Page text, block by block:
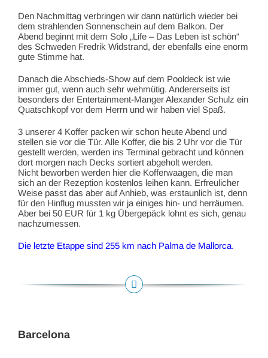
Den Nachmittag verbringen wir dann natürlich wieder bei
dem strahlenden Sonnenschein auf dem Balkon. Der
Abend beginnt mit dem Solo „Life – Das Leben ist schön“
des Schweden Fredrik Widstrand, der ebenfalls eine enorm
gute Stimme hat.
Danach die Abschieds-Show auf dem Pooldeck ist wie
immer gut, wenn auch sehr wehmütig. Andererseits ist
besonders der Entertainment-Manger Alexander Schulz ein
Quatschkopf vor dem Herrn und wir haben viel Spaß.
3 unserer 4 Koffer packen wir schon heute Abend und
stellen sie vor die Tür. Alle Koffer, die bis 2 Uhr vor die Tür
gestellt werden, werden ins Terminal gebracht und können
dort morgen nach Decks sortiert abgeholt werden.
Nicht beworben werden hier die Kofferwaagen, die man
sich an der Rezeption kostenlos leihen kann. Erfreulicher
Weise passt das aber auf Anhieb, was erstaunlich ist, denn
für den Hinflug mussten wir ja einiges hin- und herräumen.
Aber bei 50 EUR für 1 kg Übergepäck lohnt es sich, genau
nachzumessen.
Die letzte Etappe sind 255 km nach Palma de Mallorca.
Barcelona